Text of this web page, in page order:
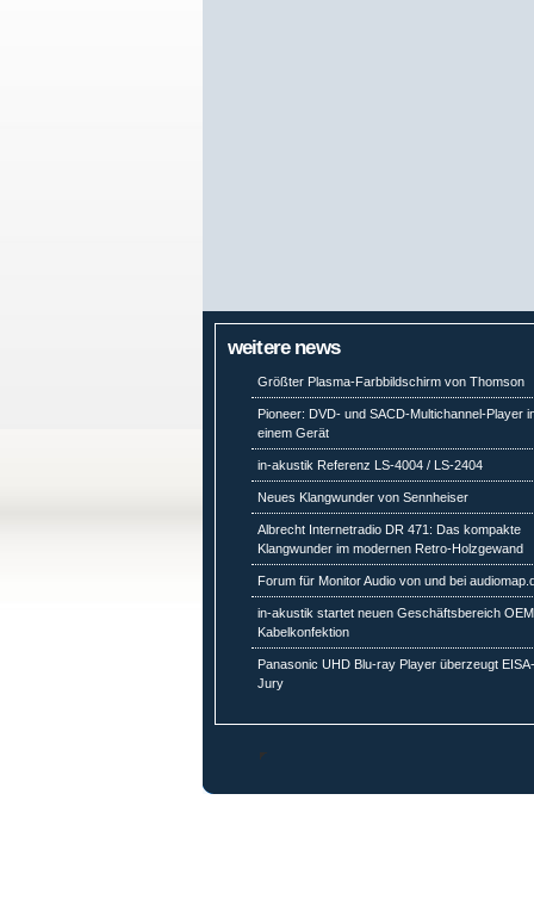
weitere news
Größter Plasma-Farbbildschirm von Thomson
Pioneer: DVD- und SACD-Multichannel-Player
einem Gerät
in-akustik Referenz LS-4004 / LS-2404
Neues Klangwunder von Sennheiser
Albrecht Internetradio DR 471: Das kompakte
Klangwunder im modernen Retro-Holzgewand
Forum für Monitor Audio von und bei
in-akustik startet neuen Geschäftsbereich
Kabelkonfektion
Panasonic UHD Blu-ray Player überzeugt
Jury